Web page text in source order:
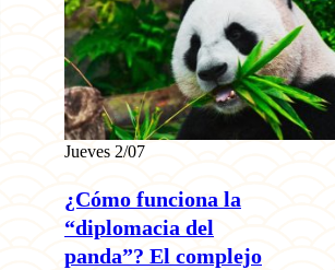
Jueves 2/07
¿Cómo funciona la
“diplomacia del
panda”? El complejo